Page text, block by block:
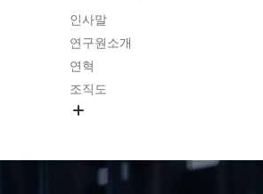
인사말
연구원소개
연혁
조직도
연구원 고객헌장